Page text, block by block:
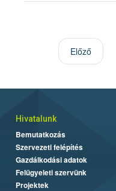
Előző
Hivatalunk
Bemutatkozás
Szervezeti felépítés
Gazdálkodási adatok
Felügyeleti szervünk
Projektek